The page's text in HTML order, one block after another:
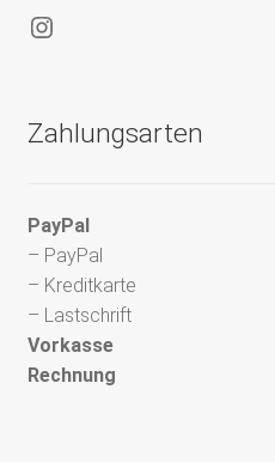
Instagram
Zahlungsarten
PayPal
– PayPal
– Kreditkarte
– Lastschrift
Vorkasse
Rechnung